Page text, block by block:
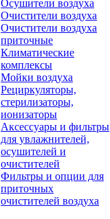
Осушители воздуха
Очистители воздуха
Очистители воздуха
приточные
Климатические
комплексы
Мойки воздуха
Рециркуляторы,
стерилизаторы,
ионизаторы
Аксессуары и фильтры
для увлажнителей,
осушителей и
очистителей
Фильтры и опции для
приточных
очистителей воздуха